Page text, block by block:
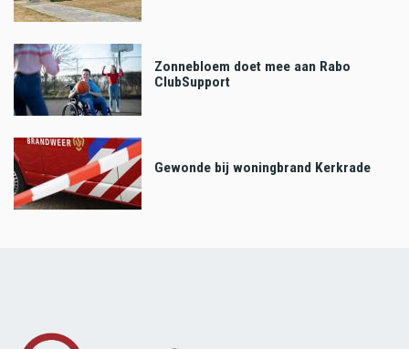
Zonnebloem doet mee aan Rabo
ClubSupport
Gewonde bij woningbrand Kerkrade